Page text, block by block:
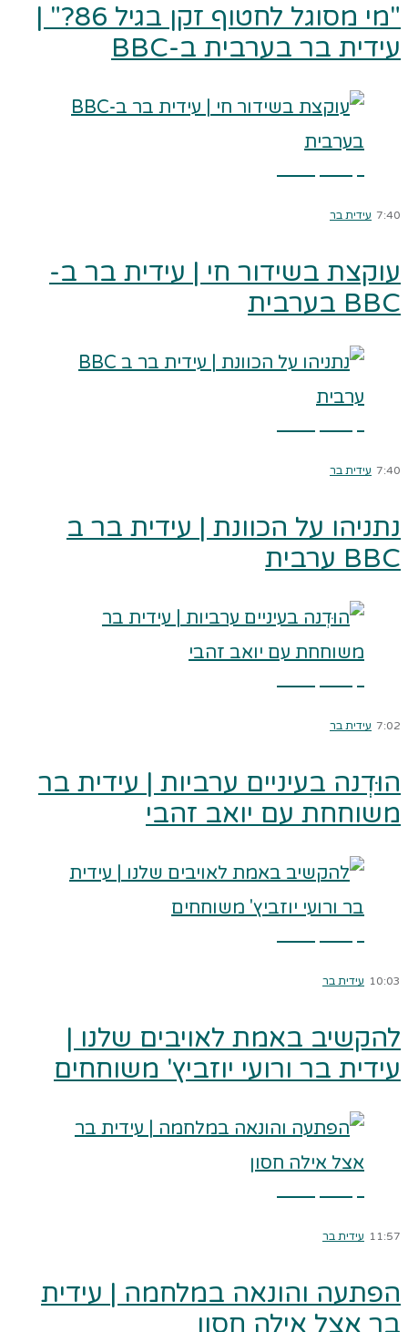
"מי מסוגל לחטוף זקן בגיל 86?" |
עידית בר בערבית ב-BBC
7:40 עידית בר
עוקצת בשידור חי | עידית בר ב-
BBC בערבית
7:40 עידית בר
נתניהו על הכוונת | עידית בר ב
BBC ערבית
7:02 עידית בר
הוּדְנה בעיניים ערביות | עידית בר
משוחחת עם יואב זהבי
10:03 עידית בר
להקשיב באמת לאויבים שלנו |
עידית בר ורועי יוזביץ' משוחחים
11:57 עידית בר
הפתעה והונאה במלחמה | עידית
בר אצל אילה חסון